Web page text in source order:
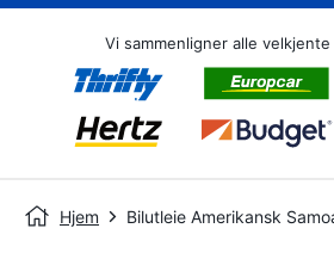
Vi sammenligner alle
Hjem Bilutleie Amerikansk